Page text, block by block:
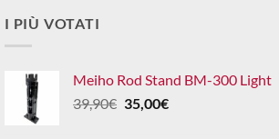
I PIÙ VOTATI
Meiho Rod Stand BM-300 Light
39,90€ Il
35,00€Il